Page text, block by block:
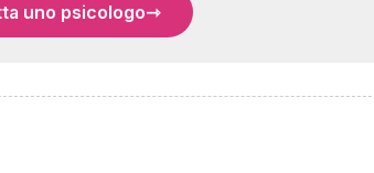
uno psicologo